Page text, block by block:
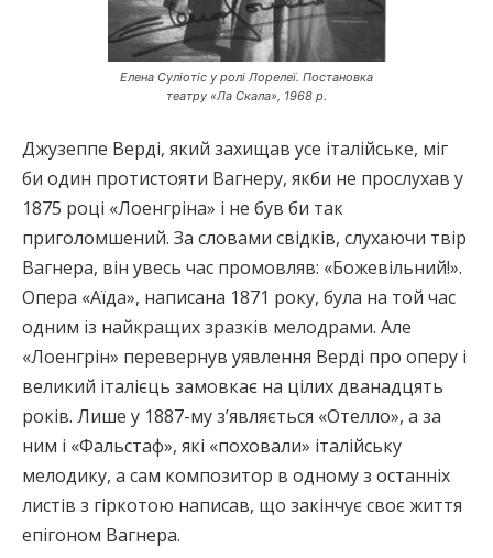
Елена Суліотіс у ролі Лорелеї. Постановка
театру «Ла Скала», 1968 р.
Джузеппе Верді, який захищав усе італійське, міг
би один протистояти Вагнеру, якби не прослухав у
1875 році «Лоенгріна» і не був би так
приголомшений. За словами свідків, слухаючи твір
Вагнера, він увесь час промовляв: «Божевільний!».
Опера «Аїда», написана 1871 року, була на той час
одним із найкращих зразків мелодрами. Але
«Лоенгрін» перевернув уявлення Верді про оперу і
великий італієць замовкає на цілих дванадцять
років. Лише у 1887-му з’являється «Отелло», а за
ним і «Фальстаф», які «поховали» італійську
мелодику, а сам композитор в одному з останніх
листів з гіркотою написав, що закінчує своє життя
епігоном Вагнера.